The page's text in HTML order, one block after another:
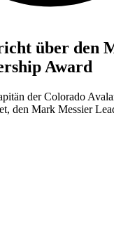
über den
Award
der Colorado
den Mark Messier